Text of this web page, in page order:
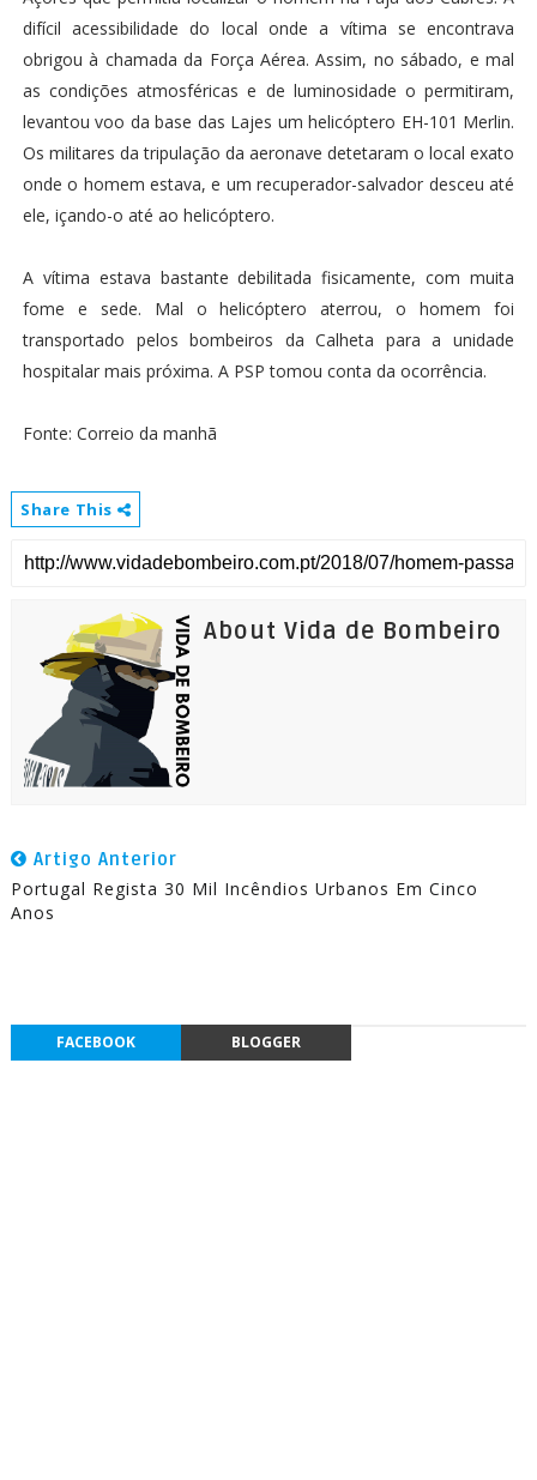
difícil acessibilidade do local onde a vítima se encontrava
obrigou à chamada da Força Aérea. Assim, no sábado, e mal
as condições atmosféricas e de luminosidade o permitiram,
levantou voo da base das Lajes um helicóptero EH-101 Merlin.
Os militares da tripulação da aeronave detetaram o local exato
onde o homem estava, e um recuperador-salvador desceu até
ele, içando-o até ao helicóptero.
A vítima estava bastante debilitada fisicamente, com muita
fome e sede. Mal o helicóptero aterrou, o homem foi
transportado pelos bombeiros da Calheta para a unidade
hospitalar mais próxima. A PSP tomou conta da ocorrência.
Fonte: Correio da manhã
Share This
About Vida de Bombeiro
Artigo Anterior
Portugal Regista 30 Mil Incêndios Urbanos Em Cinco
Anos
FACEBOOK BLOGGER